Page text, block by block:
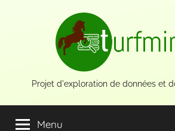
Projet d'exploration de données et
Menu